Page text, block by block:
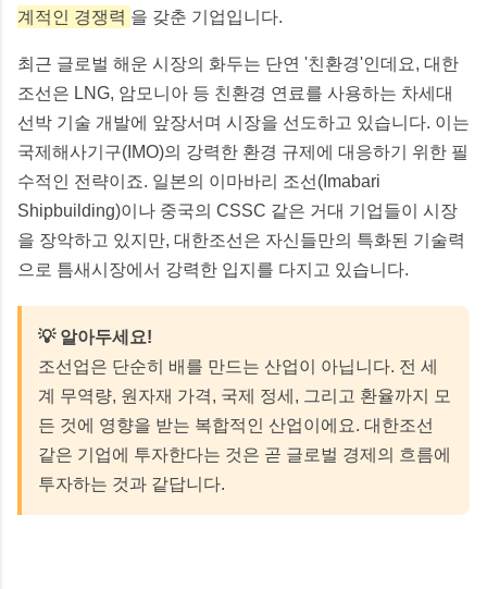
계적인 경쟁력 을 갖춘 기업입니다.
최근 글로벌 해운 시장의 화두는 단연 '친환경'인데요, 대한
조선은 LNG, 암모니아 등 친환경 연료를 사용하는 차세대
선박 기술 개발에 앞장서며 시장을 선도하고 있습니다. 이는
국제해사기구(IMO)의 강력한 환경 규제에 대응하기 위한 필
수적인 전략이죠. 일본의 이마바리 조선(Imabari
Shipbuilding)이나 중국의 CSSC 같은 거대 기업들이 시장
을 장악하고 있지만, 대한조선은 자신들만의 특화된 기술력
으로 틈새시장에서 강력한 입지를 다지고 있습니다.
💡 알아두세요!
조선업은 단순히 배를 만드는 산업이 아닙니다. 전 세
계 무역량, 원자재 가격, 국제 정세, 그리고 환율까지 모
든 것에 영향을 받는 복합적인 산업이에요. 대한조선
같은 기업에 투자한다는 것은 곧 글로벌 경제의 흐름에
투자하는 것과 같답니다.